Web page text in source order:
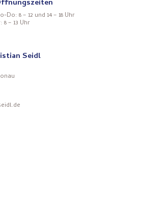
Do: 8 – 12 und 14 – 18 Uhr
8 – 13 Uhr
Seidl